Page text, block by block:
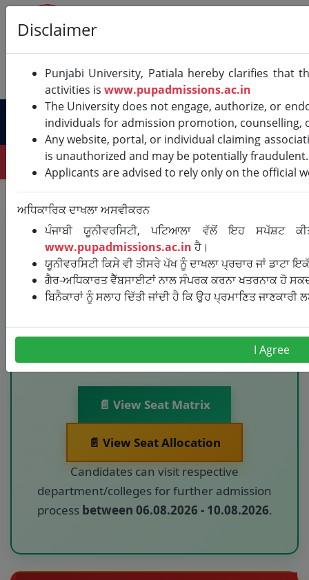
Department Route Map Fake Websites Notice
PUP
Welcome to Punjabi
📋 Vacant Seat Matrix and Seat
Allocation for 2nd Counselling
Session 2026-27
Candidates can download/ View the latest
Vacant Seat Matrix and Seat Allocation for
ITEP B.A. B.Ed.andITEP B.Sc. B.Ed..
📄 View Seat Matrix
📄 View Seat Allocation
Candidates can visit respective
department/colleges for further admission
process between 06.08.2026 - 10.08.2026.
Disclaimer
Punjabi University, Patiala hereby clarifies that
activities is www.pupadmissions.ac.in
The University does not engage, authorize, or
individuals for admission promotion, counselling,
Any website, portal, or individual claiming
is unauthorized and may be potentially fraudulent.
Applicants are advised to rely only on the official
ਅਧਿਕਾਰਿਕ ਦਾਖਲਾ ਅਸਵੀਕਰਨ
ਪੰਜਾਬੀ ਯੂਨੀਵਰਸਿਟੀ, ਪਟਿਆਲਾ ਵੱਲੋਂ ਇਹ ਸਪੱਸ਼ਟ
www.pupadmissions.ac.inਹੈ।
ਯੂਨੀਵਰਸਿਟੀ ਕਿਸੇ ਵੀ ਤੀਸਰੇ ਪੱਖ ਨੂੰ ਦਾਖਲਾ ਪ੍ਰਚਾਰ ਜਾਂ ਡਾਟਾ
ਗੈਰ-ਅਧਿਕਾਰਤ ਵੈੱਬਸਾਈਟਾਂ ਨਾਲ ਸੰਪਰਕ ਕਰਨਾ ਖਤਰਨਾਕ ਹੋ
ਬਿਨੈਕਾਰਾਂ ਨੂੰ ਸਲਾਹ ਦਿੱਤੀ ਜਾਂਦੀ ਹੈ ਕਿ ਉਹ ਪ੍ਰਮਾਣਿਤ
I Agree